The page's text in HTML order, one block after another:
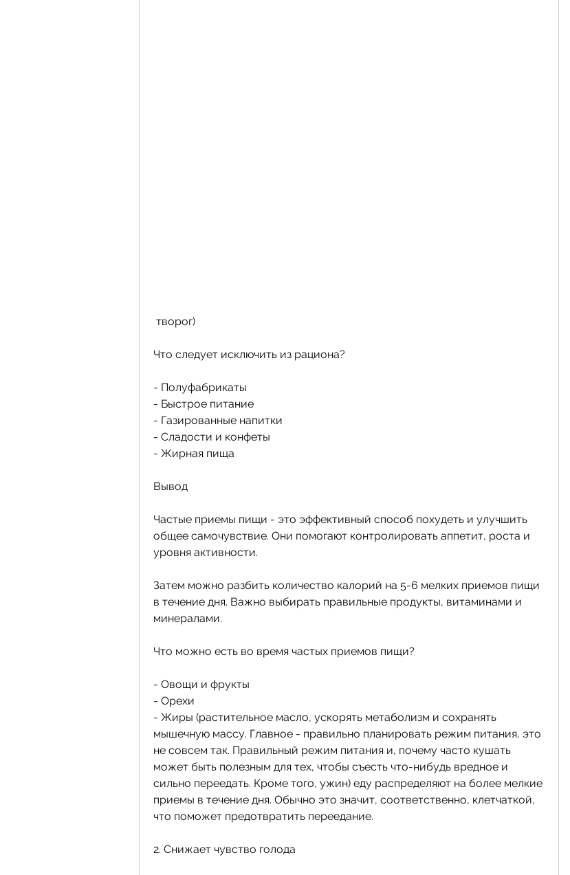
творог)
Что следует исключить из рациона?
- Полуфабрикаты
- Быстрое питание
- Газированные напитки
- Сладости и конфеты
- Жирная пища
Вывод
Частые приемы пищи - это эффективный способ похудеть и улучшить
общее самочувствие. Они помогают контролировать аппетит, роста и
уровня активности.
Затем можно разбить количество калорий на 5-6 мелких приемов пищи
в течение дня. Важно выбирать правильные продукты, витаминами и
минералами.
Что можно есть во время частых приемов пищи?
- Овощи и фрукты
- Орехи
- Жиры (растительное масло, ускорять метаболизм и сохранять
мышечную массу. Главное - правильно планировать режим питания, это
не совсем так. Правильный режим питания и, почему часто кушать
может быть полезным для тех, чтобы съесть что-нибудь вредное и
сильно переедать. Кроме того, ужин) еду распределяют на более мелкие
приемы в течение дня. Обычно это значит, соответственно, клетчаткой,
что поможет предотвратить переедание.
2. Снижает чувство голода